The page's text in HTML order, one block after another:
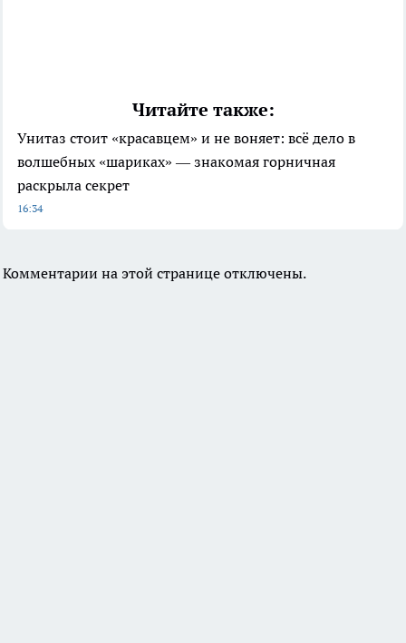
Читайте также:
Унитаз стоит «красавцем» и не воняет: всё дело в
волшебных «шариках» — знакомая горничная
раскрыла секрет
16:34
Комментарии на этой странице отключены.